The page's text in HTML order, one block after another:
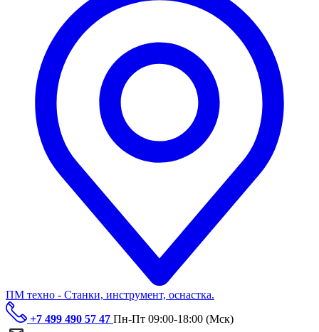
ПМ техно - Станки, инструмент, оснастка.
+7 499 490 57 47 Пн-Пт 09:00-18:00 (Мск)